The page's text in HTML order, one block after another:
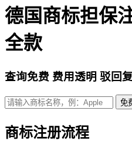
德国商标担保
全款
查询免费 费用透明 驳回
免
商标注册流程